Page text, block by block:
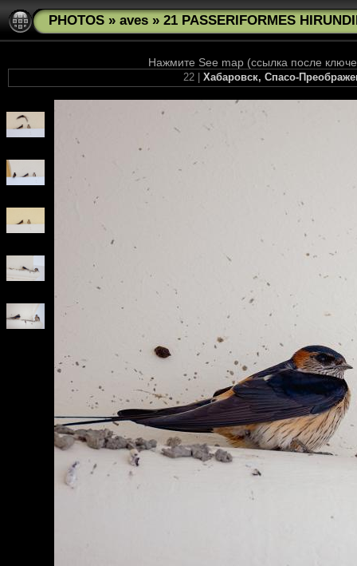
PHOTOS » aves » 21 PASSERIFORMES
Нажмите See map (ссылка после
22 |Хабаровск, Спасо-